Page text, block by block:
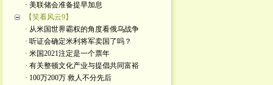
· 美联储会准备提早加息
【笑看风云9】
· 从米国世界霸权的角度看俄乌战争
· 听证会确定米利将军卖国了吗？
· 米国2021注定是一个票年
· 有关整顿文化产业与提倡共同富裕
· 100万200万 救人不分先后